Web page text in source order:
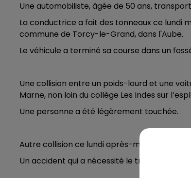
5h00 - 6h00
LE BEST OF DE LA FAMILLE
CHAMPAGNE FM
Une automobiliste, âgée de 50 ans,
La conductrice a fait des tonneaux ce lundi
commune de Torcy-le-Grand, dans l'Aube.
Le véhicule a terminé sa course dans un
Une collision entre un poids-lourd et une
Marne, non loin du collège Les Indes sur
Une personne a été légèrement touchée.
Autre collision ce lundi après-midi entre
Un accident qui a nécessité le transporté